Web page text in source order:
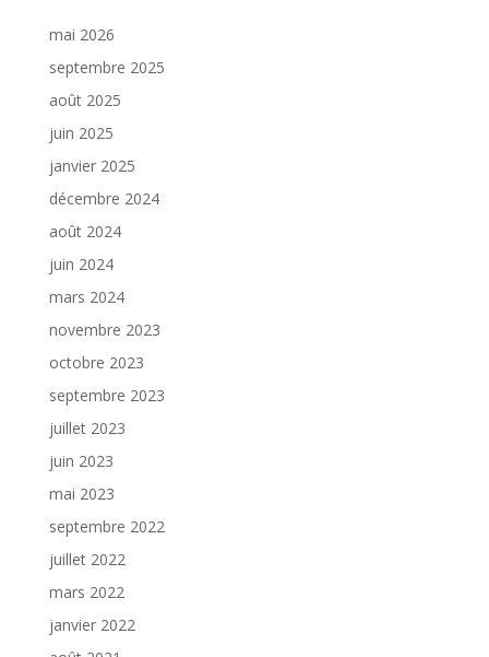
mai 2026
septembre 2025
août 2025
juin 2025
janvier 2025
décembre 2024
août 2024
juin 2024
mars 2024
novembre 2023
octobre 2023
septembre 2023
juillet 2023
juin 2023
mai 2023
septembre 2022
juillet 2022
mars 2022
janvier 2022